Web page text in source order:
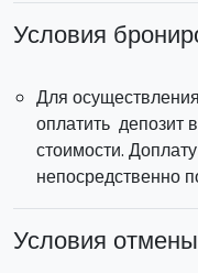
мясные деликатесы,
или полное меню с
и бокал вина.
Внутри фермы у вас
ароматный сад, где
растения.
Настоящий прыжок в
ароматов
Условия
Для
оплатить депозит
стоимости.
непосредственно
Условия отмены